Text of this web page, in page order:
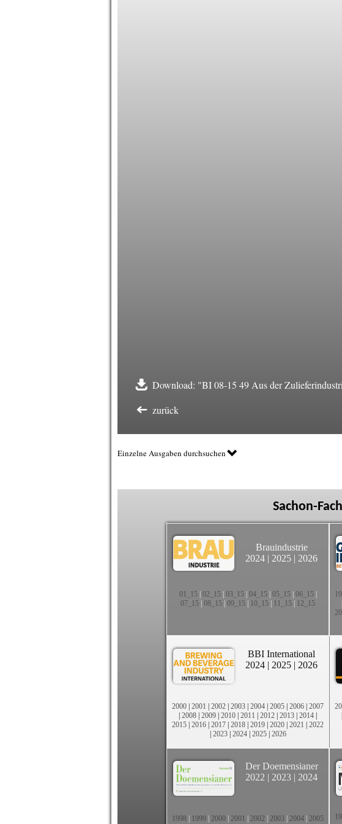
Download: "BI 08-15 49 Aus der
zurück
Einzelne Ausgaben durchsuchen
Sachon-
Brauindustrie
2024 | 2025 | 2026
01_15| 02_15| 03_15| 04_15| 05_15| 06_15|
07_15 08_15 09_15 10_15 11_15 12_15
BBI International
2024 | 2025 | 2026
2000 | 2001 | 2002 | 2003 | 2004 | 2005 | 2006 | 2007
| 2008 | 2009 | 2010 | 2011 | 2012 | 2013 | 2014 |
2015 | 2016 | 2017 | 2018 | 2019 | 2020 | 2021 | 2022
| 2023| 2024| 2025| 2026
Der Doemensianer
2022 | 2023 | 2024
1998 1999 2000 2001 2002 2003 2004 2005